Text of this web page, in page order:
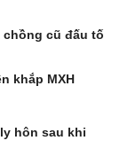
cũ đấu tố
khắp MXH
hôn sau khi